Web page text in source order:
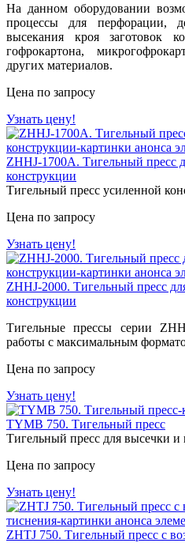
На данном оборудовании
процессы для перфорации,
высекания кроя заготовок
гофрокартона,
других материалов.
Цена по запросу
Узнать цену!
ZHHJ-1700А. Тигельный пресс
конструкции
Тигельный пресс усиленной
Цена по запросу
Узнать цену!
ZHHJ-2000. Тигельный пресс
конструкции
Тигельные прессы серии
работы с максимальным
Цена по запросу
Узнать цену!
TYMB 750. Тигельный пресс
Тигельный пресс для высечки и
Цена по запросу
Узнать цену!
ZHTJ 750. Тигельный пресс с